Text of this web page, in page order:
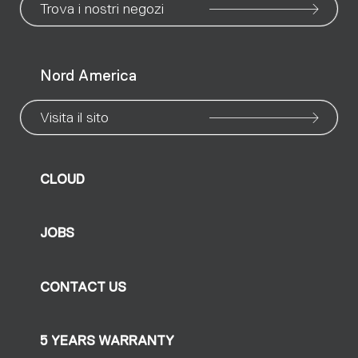
Trova i nostri negozi
Nord America
Visita il sito
CLOUD
JOBS
CONTACT US
5 YEARS WARRANTY